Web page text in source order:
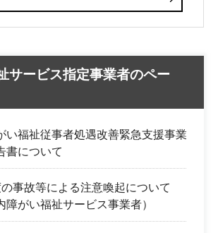
サービス指定事業者のペー
い福祉従事者処遇改善緊急支援事業
書について
事故等による注意喚起について
障がい福祉サービス事業者）